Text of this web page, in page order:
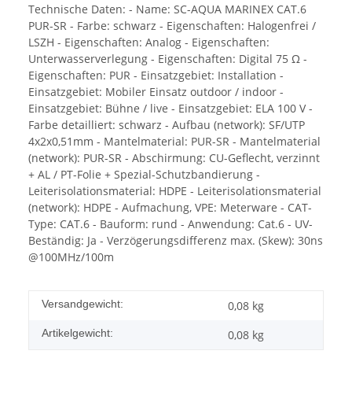
Technische Daten: - Name: SC-AQUA MARINEX CAT.6
PUR-SR - Farbe: schwarz - Eigenschaften: Halogenfrei /
LSZH - Eigenschaften: Analog - Eigenschaften:
Unterwasserverlegung - Eigenschaften: Digital 75 Ω -
Eigenschaften: PUR - Einsatzgebiet: Installation -
Einsatzgebiet: Mobiler Einsatz outdoor / indoor -
Einsatzgebiet: Bühne / live - Einsatzgebiet: ELA 100 V -
Farbe detailliert: schwarz - Aufbau (network): SF/UTP
4x2x0,51mm - Mantelmaterial: PUR-SR - Mantelmaterial
(network): PUR-SR - Abschirmung: CU-Geflecht, verzinnt
+ AL / PT-Folie + Spezial-Schutzbandierung -
Leiterisolationsmaterial: HDPE - Leiterisolationsmaterial
(network): HDPE - Aufmachung, VPE: Meterware - CAT-
Type: CAT.6 - Bauform: rund - Anwendung: Cat.6 - UV-
Beständig: Ja - Verzögerungsdifferenz max. (Skew): 30ns
@100MHz/100m
Versandgewicht: 0,08 kg
Artikelgewicht: 0,08 kg